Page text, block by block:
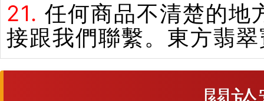
21. 任何商品不清楚的地
接跟我們聯繫。東方翡